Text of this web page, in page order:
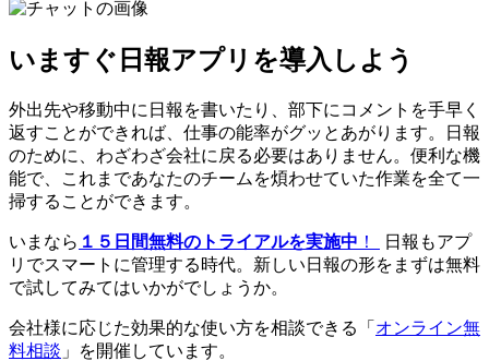
いますぐ日報アプリを導入しよう
外出先や移動中に日報を書いたり、部下にコメントを手早く
返すことができれば、仕事の能率がグッとあがります。日報
のために、わざわざ会社に戻る必要はありません。便利な機
能で、これまであなたのチームを煩わせていた作業を全て一
掃することができます。
いまなら １５日間無料のトライアルを実施中 ！
日報もアプ
リでスマートに管理する時代。新しい日報の形をまずは無料
で試してみてはいかがでしょうか。
会社様に応じた効果的な使い方を相談できる「 オンライン無
料相談 」を開催しています。